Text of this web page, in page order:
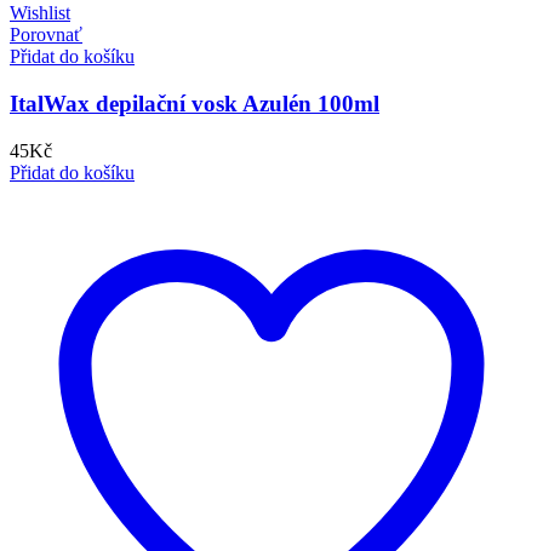
Wishlist
Porovnať
Přidat do košíku
ItalWax depilační vosk Azulén 100ml
45Kč
Přidat do košíku